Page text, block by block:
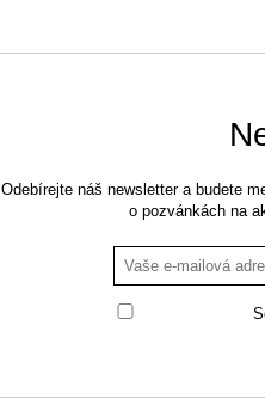
Odebírejte náš newsletter a budete
o pozvánkách na